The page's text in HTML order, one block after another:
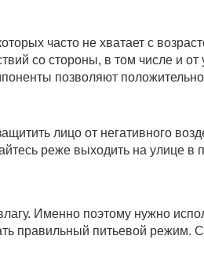
часто не хватает с
со стороны, в том числе и от
позволяют
лицо от негативного
реже выходить на улице в
Именно поэтому нужно
правильный питьевой режим.